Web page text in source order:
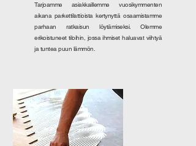
Tarjoamme asiakkaillemme vuosikymmenten
aikana parkettilattioista kertynyttä osaamistamme
parhaan ratkaisun löytämiseksi. Olemme
erikoistuneet tiloihin, jossa ihmiset haluavat viihtyä
ja tuntea puun lämmön.